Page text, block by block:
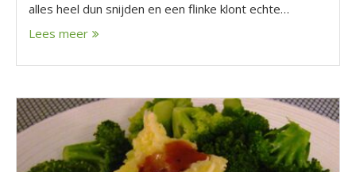
alles heel dun snijden en een flinke klont echte…
Lees meer